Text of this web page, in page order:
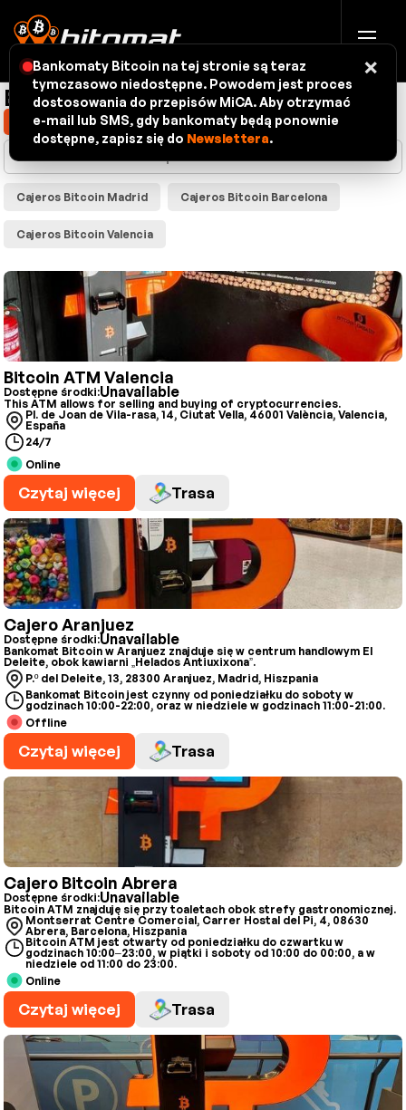
Bitomaty - mapa
Pokaż moją lokalizację
Cajeros Bitcoin Madrid Cajeros Bitcoin Barcelona
Cajeros Bitcoin Valencia
Bitcoin ATM Valencia
Dostępne środki:Unavailable
This ATM allows for selling and buying of cryptocurrencies.
Pl. de Joan de Vila-rasa, 14, Ciutat Vella, 46001 València, Valencia,
España
24/7
Online
Czytaj więcej Trasa
Cajero Aranjuez
Dostępne środki:Unavailable
Bankomat Bitcoin w Aranjuez znajduje się w centrum handlowym El
Deleite, obok kawiarni „Helados Antiuxixona”.
P.º del Deleite, 13, 28300 Aranjuez, Madrid, Hiszpania
Bankomat Bitcoin jest czynny od poniedziałku do soboty w
godzinach 10:00-22:00, oraz w niedziele w godzinach 11:00-21:00.
Offline
Czytaj więcej Trasa
Cajero Bitcoin Abrera
Dostępne środki:Unavailable
Bitcoin ATM znajduję się przy toaletach obok strefy gastronomicznej.
Montserrat Centre Comercial, Carrer Hostal del Pi, 4, 08630
Abrera, Barcelona, Hiszpania
Bitcoin ATM jest otwarty od poniedziałku do czwartku w
godzinach 10:00–23:00, w piątki i soboty od 10:00 do 00:00, a w
niedziele od 11:00 do 23:00.
Online
Czytaj więcej Trasa
Bankomaty Bitcoin na tej stronie są teraz
tymczasowo niedostępne. Powodem jest proces
dostosowania do przepisów MiCA. Aby otrzymać
e-mail lub SMS, gdy bankomaty będą ponownie
dostępne, zapisz się do Newslettera.
×